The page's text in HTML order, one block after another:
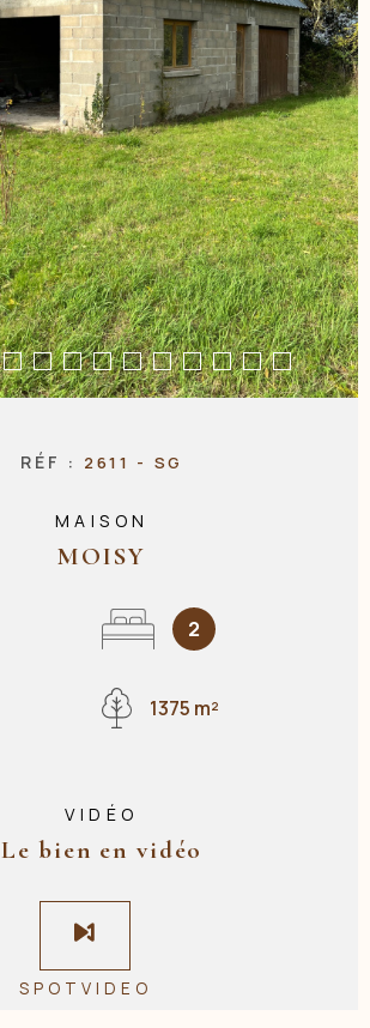
NOS
CONTACT
RÉF : 2611 - SG
MAISON
MOISY
2
1375 m²
VIDÉO
Le bien en vidéo
SPOTVIDEO